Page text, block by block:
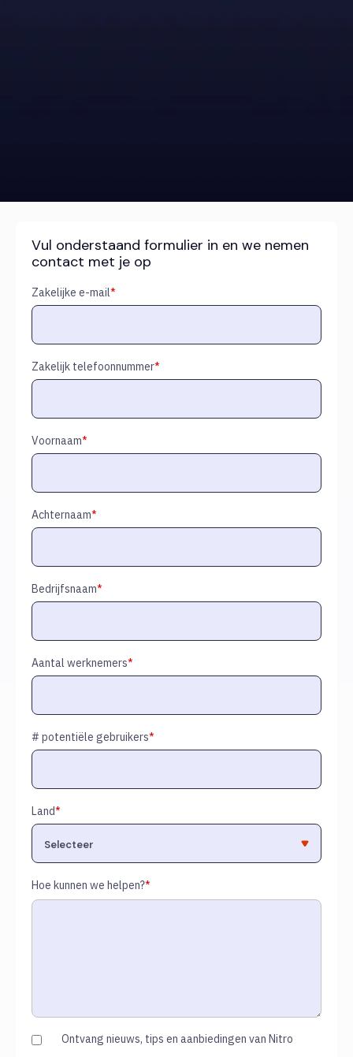
Vul onderstaand formulier in en we nemen
contact met je op
Zakelijke e-mail*
Zakelijk telefoonnummer*
Voornaam*
Achternaam*
Bedrijfsnaam*
Aantal werknemers*
# potentiële gebruikers*
Land*
Hoe kunnen we helpen?*
Ontvang nieuws, tips en aanbiedingen van Nitro